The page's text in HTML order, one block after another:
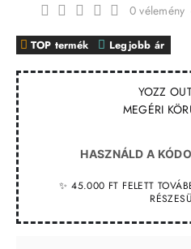
YOZZ
MEGÉRI
HASZNÁLD A
✨ 45.000 FT FELETT
TOP termék Legjobb ár
0 vélemény